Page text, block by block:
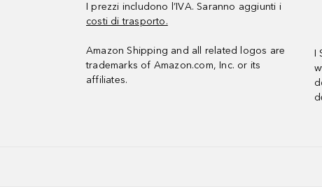
I prezzi includono l’IVA. Saranno aggiunti i
costi di trasporto.
Amazon Shipping and all related logos are
trademarks of Amazon.com, Inc. or its
affiliates.
I